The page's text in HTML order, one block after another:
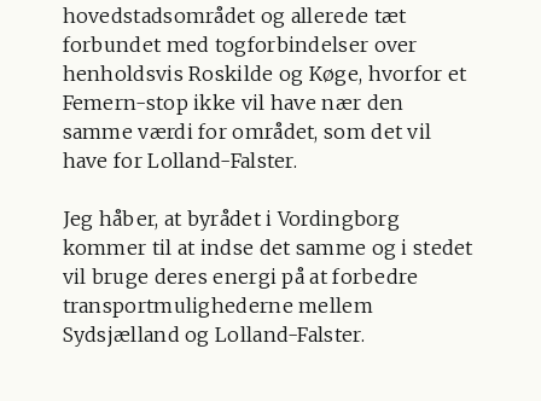
hovedstadsområdet og allerede tæt
forbundet med togforbindelser over
henholdsvis Roskilde og Køge, hvorfor et
Femern-stop ikke vil have nær den
samme værdi for området, som det vil
have for Lolland-Falster.
Jeg håber, at byrådet i Vordingborg
kommer til at indse det samme og i stedet
vil bruge deres energi på at forbedre
transportmulighederne mellem
Sydsjælland og Lolland-Falster.